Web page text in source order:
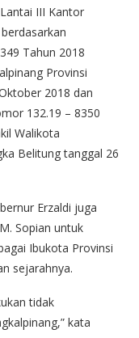
III Kantor
Tahun 2018
Provinsi
2018 dan
132.19 – 8350
Walikota
Belitung tanggal 26
Erzaldi juga
Sopian untuk
Ibukota Provinsi
sejarahnya.
tidak
kata